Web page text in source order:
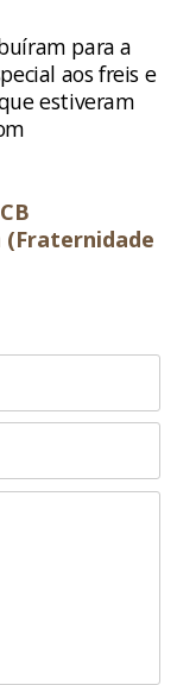
para a
aos freis e
estiveram
(Fraternidade